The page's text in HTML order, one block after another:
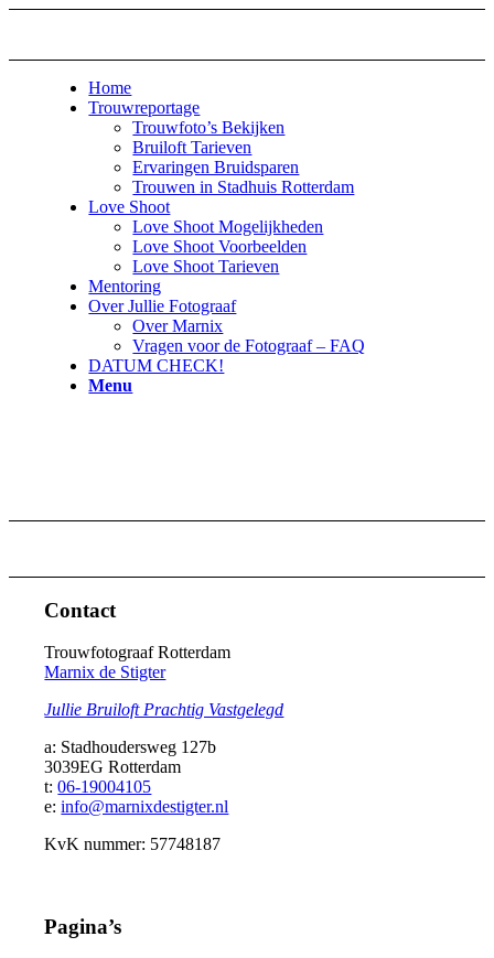
Home
Trouwreportage
Trouwfoto’s Bekijken
Bruiloft Tarieven
Ervaringen Bruidsparen
Trouwen in Stadhuis Rotterdam
Love Shoot
Love Shoot Mogelijkheden
Love Shoot Voorbeelden
Love Shoot Tarieven
Mentoring
Over Jullie Fotograaf
Over Marnix
Vragen voor de Fotograaf – FAQ
DATUM CHECK!
Menu
Contact
Trouwfotograaf Rotterdam
Marnix de Stigter
Jullie Bruiloft Prachtig Vastgelegd
a: Stadhoudersweg 127b
3039EG Rotterdam
t:06-19004105
e:info@marnixdestigter.nl
KvK nummer: 57748187
Pagina’s